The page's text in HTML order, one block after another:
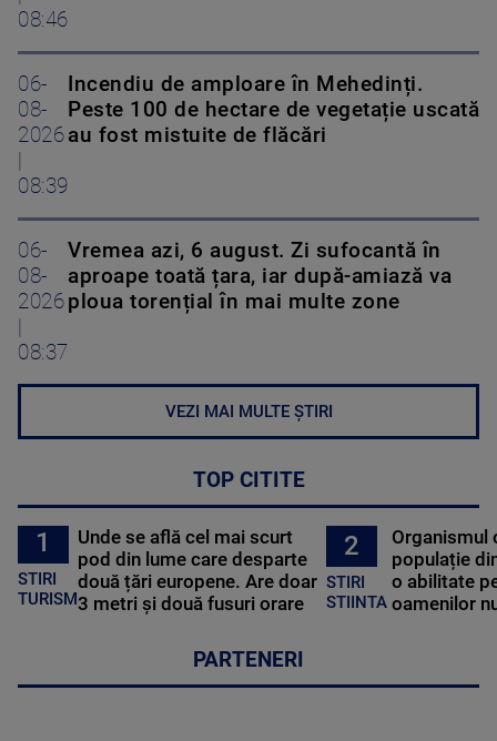
08:46
06-
08-
2026
08:39
Incendiu de amploare în Mehedinți.
Peste 100 de hectare de vegetație uscată
au fost mistuite de flăcări
06-
08-
2026
08:37
Vremea azi, 6 august. Zi sufocantă în
aproape toată țara, iar după-amiază va
ploua torențial în mai multe zone
VEZI MAI MULTE ȘTIRI
TOP CITITE
1
STIRI
TURISM
Unde se află cel mai scurt
pod din lume care desparte
două țări europene. Are doar
3 metri și două fusuri orare
2
STIRI
STIINTA
Organismul
populație
o abilitate
oamenilor
PARTENERI